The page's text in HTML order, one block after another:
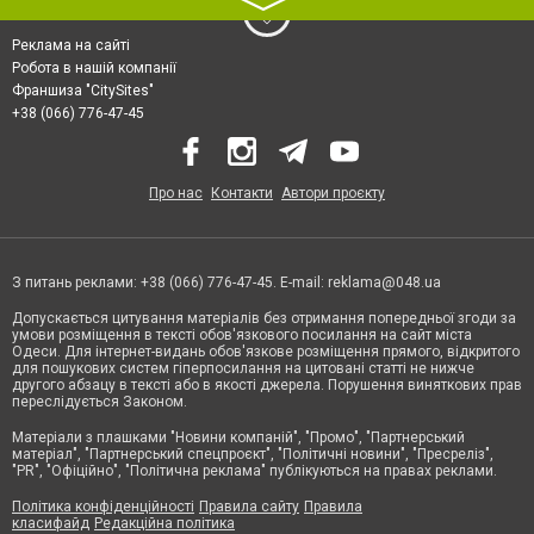
〉
Реклама на сайті
Робота в нашій компанії
Франшиза "CitySites"
+38 (066) 776-47-45
Про нас Контакти Автори проєкту
З питань реклами: +38 (066) 776-47-45. E-mail: reklama@048.ua
Допускається цитування матеріалів без отримання попередньої згоди за
умови розміщення в тексті обов'язкового посилання на сайт міста
Одеси. Для інтернет-видань обов'язкове розміщення прямого, відкритого
для пошукових систем гіперпосилання на цитовані статті не нижче
другого абзацу в тексті або в якості джерела. Порушення виняткових прав
переслідується Законом.
Матеріали з плашками "Новини компаній", "Промо", "Партнерський
матеріал", "Партнерський спецпроєкт", "Політичні новини", "Пресреліз",
"PR", "Офіційно", "Політична реклама" публікуються на правах реклами.
Політика конфіденційності Правила сайту Правила
класифайд Редакційна політика